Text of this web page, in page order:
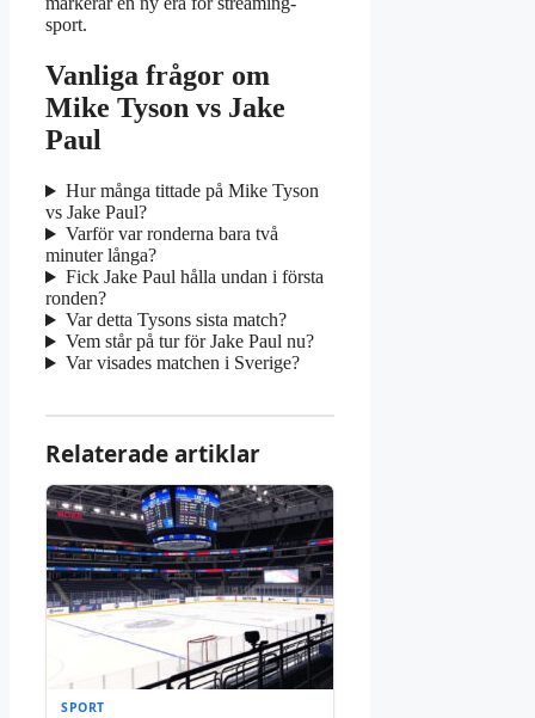
sport.
Vanliga frågor om
Mike Tyson vs Jake
Paul
Hur många tittade på Mike Tyson
vs Jake Paul?
Varför var ronderna bara två
minuter långa?
Fick Jake Paul hålla undan i första
ronden?
Var detta Tysons sista match?
Vem står på tur för Jake Paul nu?
Var visades matchen i Sverige?
Relaterade artiklar
SPORT